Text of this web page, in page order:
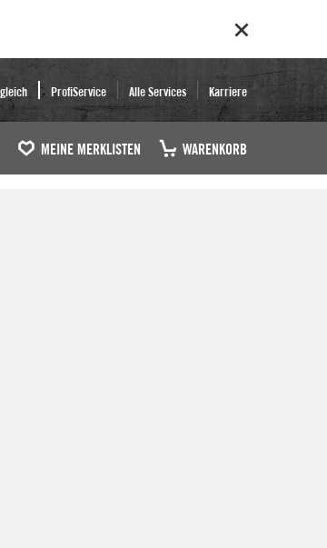
ProfiService Alle Services Karriere
MEINE MERKLISTEN WARENKORB